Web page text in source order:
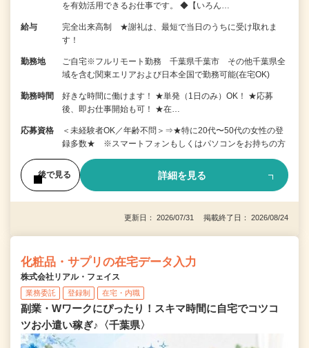
を有効活用できるお仕事です。 ◆【いろん…
給与
完全出来高制 ★謝礼は、最短で当日のうちに受け取れま
す！
勤務地
ご自宅※フルリモート勤務 千葉県千葉市 その他千葉県全
域を含む関東エリアおよび日本全国で勤務可能(在宅OK)
勤務時間
好きな時間に働けます！ ★単発（1日のみ）OK！ ★応募
後、即お仕事開始も可！ ★在…
応募資格
＜未経験者OK／年齢不問＞⇒★特に20代〜50代の女性の登
録多数★ ※スマートフォンもしくはパソコンをお持ちの方
後で見る 詳細を見る
更新日： 2026/07/31 掲載終了日： 2026/08/24
化粧品・サプリの在宅データ入力
株式会社リアル・フェイス
業務委託 登録制 在宅・内職
副業・Wワークにぴったり！スキマ時間に自宅でコツコ
ツお小遣い稼ぎ♪〈千葉県〉